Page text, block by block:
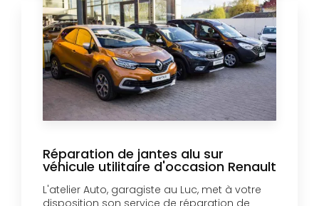
Réparation de jantes alu sur
véhicule utilitaire d'occasion Renault
L'atelier Auto, garagiste au Luc, met à votre